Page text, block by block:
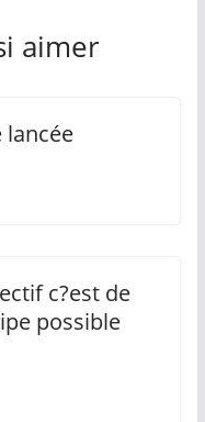
aimer
lancée
c?est de
possible